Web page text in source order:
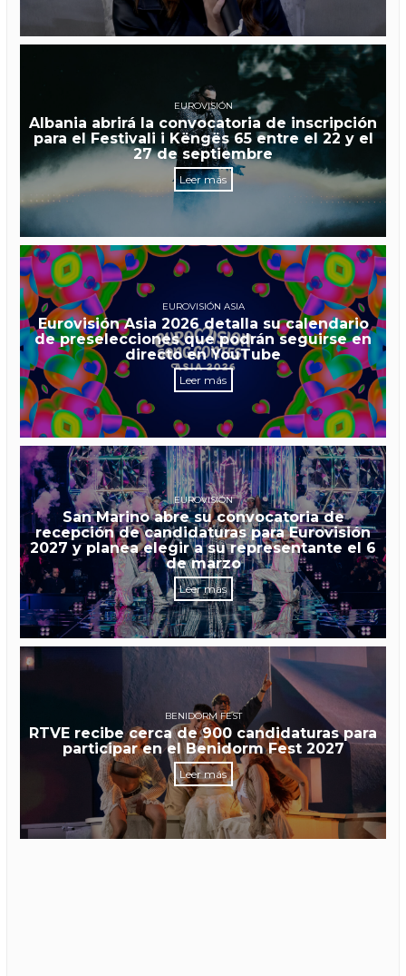
EUROVISIÓN
Albania abrirá la convocatoria de inscripción
para el Festivali i Këngës 65 entre el 22 y el
27 de septiembre
Leer más
EUROVISIÓN ASIA
Eurovisión Asia 2026 detalla su calendario
de preselecciones que podrán seguirse en
directo en YouTube
Leer más
EUROVISIÓN
San Marino abre su convocatoria de
recepción de candidaturas para Eurovisión
2027 y planea elegir a su representante el 6
de marzo
Leer más
BENIDORM FEST
RTVE recibe cerca de 900 candidaturas para
participar en el Benidorm Fest 2027
Leer más